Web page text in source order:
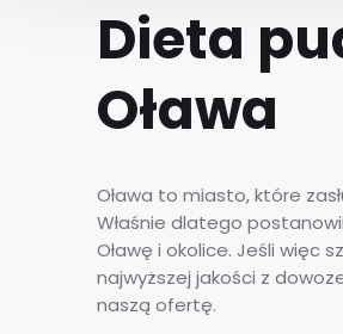
Dieta
Oława
Oława to miasto, które
Właśnie dlatego
Oławę i okolice. Jeśli więc
najwyższej jakości z
naszą ofertę.